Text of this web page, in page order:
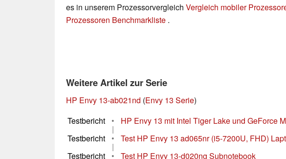
es in unserem Prozessorvergleich Vergleich mobiler
Prozessoren Benchmarkliste .
Weitere Artikel zur Serie
HP Envy 13-ab021nd (Envy 13 Serie)
Testbericht
• HP Envy 13 mit Intel Tiger Lake und GeForce
|
Testbericht
• Test HP Envy 13 ad065nr (i5-7200U, FHD)
|
Testbericht
• Test HP Envy 13-d020ng Subnotebook